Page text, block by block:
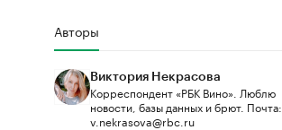
Авторы
Виктория Некрасова
Корреспондент «РБК Вино». Люблю
новости, базы данных и брют. Почта:
v.nekrasova@rbc.ru